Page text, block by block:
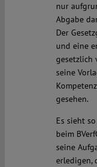
nur
Abgabe
Der
und eine
gesetzlich
seine
gesehen.
Es sieht
beim
seine
erledigen,